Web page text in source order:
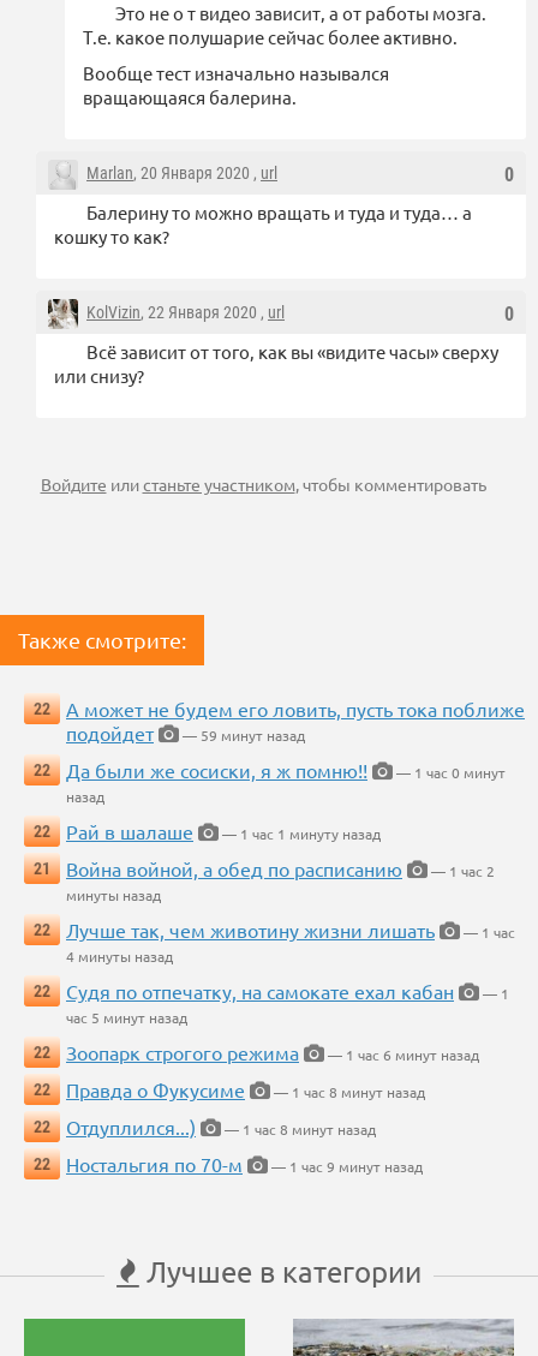
Это не о т видео зависит, а от работы мозга.
Т.е. какое полушарие сейчас более активно.
Вообще тест изначально назывался
вращающаяся балерина.
0
Marlan, 20 Января 2020 , url
Балерину то можно вращать и туда и туда… а
кошку то как?
0
KolVizin, 22 Января 2020 , url
Всё зависит от того, как вы «видите часы» сверху
или снизу?
Войдите илистаньте участником, чтобы комментировать
Также смотрите:
22
А может не будем его ловить, пусть тока поближе
подойдет
— 59 минут назад
22
Да были же сосиски, я ж помню!!
— 1 час 0 минут
назад
22
Рай в шалаше
— 1 час 1 минуту назад
21
Война войной, а обед по расписанию
— 1 час 2
минуты назад
22
Лучше так, чем животину жизни лишать
— 1 час
4 минуты назад
22
Судя по отпечатку, на самокате ехал кабан
— 1
час 5 минут назад
22
Зоопарк строгого режима
— 1 час 6 минут назад
22
Правда о Фукусиме
— 1 час 8 минут назад
22
Отдуплился...)
— 1 час 8 минут назад
22
Ностальгия по 70-м — 1 час 9 минут назад
Лучшее в категории